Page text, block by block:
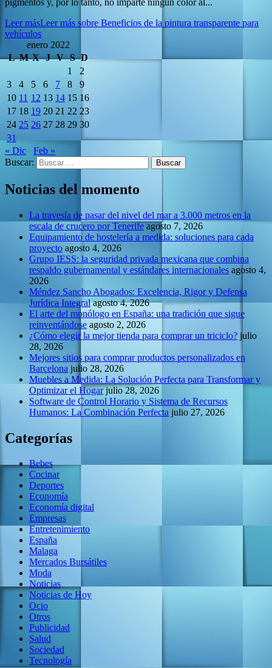
Leer másLeer más sobre Beneficios de la pintura transparente para
vehículos
enero 2022
L M X J V S D
1
2
3
4 5 6 7 8
9
10 11 12 13 14 15 16
17 18 19 20 21 22 23
24 25 26 27 28 29 30
31
« Dic
Feb »
Buscar:
Noticias del momento
La travesía de pasar del nivel del mar a 3.000 metros en la
escala de crucero por Tenerife agosto 7, 2026
Equipamiento de hostelería a medida: soluciones para cada
proyecto agosto 4, 2026
Grupo IESS: la seguridad privada mexicana que combina
respaldo gubernamental y estándares internacionales agosto 4,
2026
Méndez Sancho Abogados: Excelencia, Rigor y Defensa
Jurídica Integral agosto 4, 2026
El arte del monólogo en España: una tradición que sigue
reinventándose agosto 2, 2026
¿Cómo elegir la mejor tienda para comprar un triciclo? julio
28, 2026
Mejores sitios para comprar productos personalizados en
Barcelona julio 28, 2026
Muebles a Medida: La Solución Perfecta para Transformar y
Optimizar el Hogar julio 28, 2026
Software de Control Horario y Sistema de Recursos
Humanos: La Combinación Perfecta julio 27, 2026
Categorías
Bebes
Cocinar
Deportes
Economía
Economía digital
Empresas
Entretenimiento
España
Malaga
Mercados Bursátiles
Moda
Noticias
Noticias de Hoy
Ocio
Otros
Publicidad
Salud
Sociedad
Tecnología